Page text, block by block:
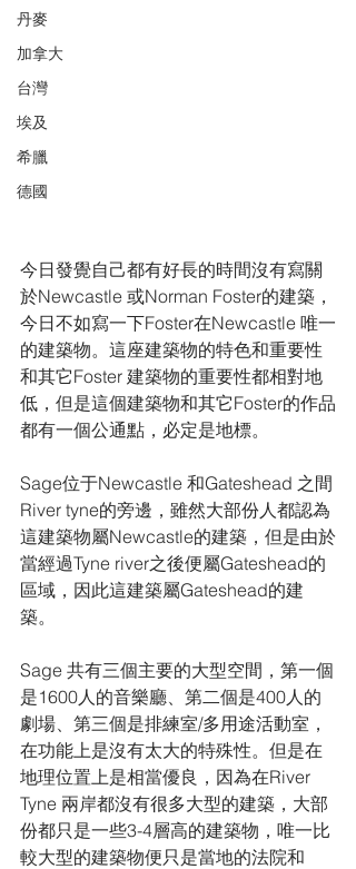
丹麥
加拿大
台灣
埃及
希臘
德國
今日發覺自己都有好長的時間沒有寫關
於Newcastle 或Norman Foster的建築，
今日不如寫一下Foster在Newcastle 唯一
的建築物。這座建築物的特色和重要性
和其它Foster 建築物的重要性都相對地
低，但是這個建築物和其它Foster的作品
都有一個公通點，必定是地標。
Sage位于Newcastle 和Gateshead 之間
River tyne的旁邊，雖然大部份人都認為
這建築物屬Newcastle的建築，但是由於
當經過Tyne river之後便屬Gateshead的
區域，因此這建築屬Gateshead的建
築。
Sage 共有三個主要的大型空間，第一個
是1600人的音樂廳、第二個是400人的
劇場、第三個是排練室/多用途活動室，
在功能上是沒有太大的特殊性。但是在
地理位置上是相當優良，因為在River
Tyne 兩岸都沒有很多大型的建築，大部
份都只是一些3-4層高的建築物，唯一比
較大型的建築物便只是當地的法院和